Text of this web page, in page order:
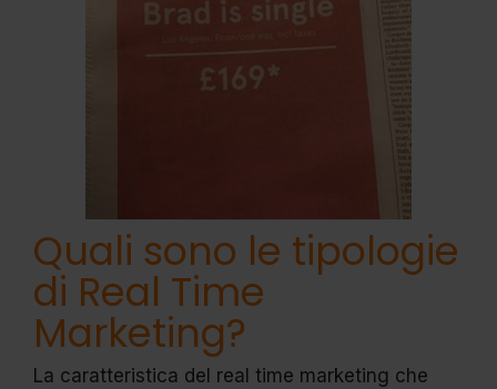
Quali sono le tipologie
di Real Time
Marketing?
La caratteristica del real time marketing che